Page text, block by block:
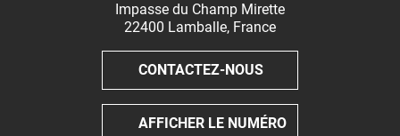
Impasse du Champ Mirette
22400 Lamballe, France
CONTACTEZ-NOUS
AFFICHER LE NUMÉRO